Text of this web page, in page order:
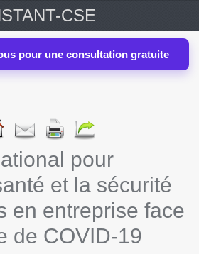
CSE
pour une consultation gratuite
pour
et la sécurité
en entreprise face
de COVID-19